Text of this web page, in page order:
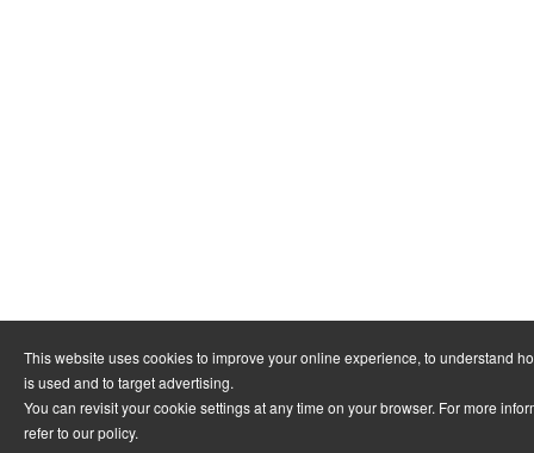
This website uses cookies to improve your online experience, to understand
is used and to target advertising.
You can revisit your cookie settings at any time on your browser. For more
refer to our policy.